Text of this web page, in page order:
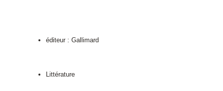
éditeur : Gallimard
Littérature